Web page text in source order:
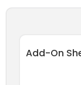
Add-On